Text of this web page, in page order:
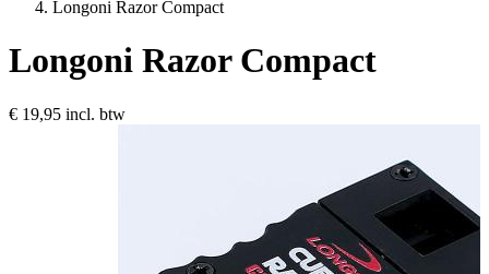
Longoni Razor Compact
Longoni Razor Compact
€ 19,95 incl. btw